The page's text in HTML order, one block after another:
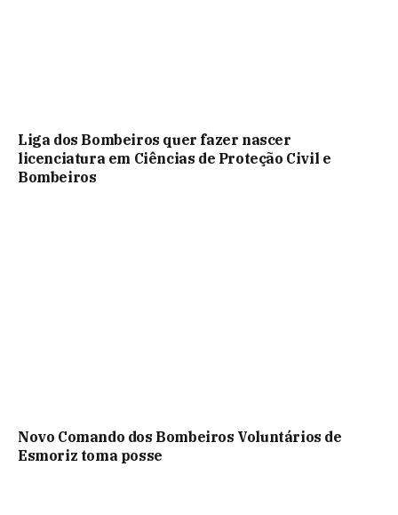
Liga dos Bombeiros quer fazer nascer
licenciatura em Ciências de Proteção Civil e
Bombeiros
Novo Comando dos Bombeiros Voluntários de
Esmoriz toma posse